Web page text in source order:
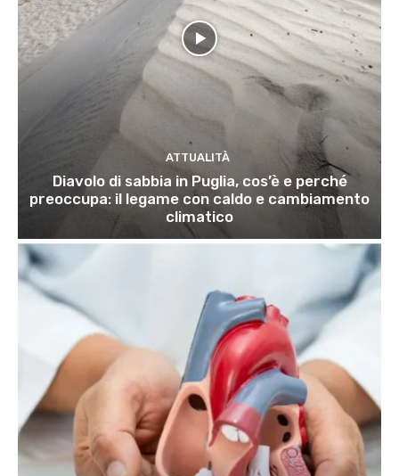
ATTUALITÀ
Diavolo di sabbia in Puglia, cos’è e perché
preoccupa: il legame con caldo e cambiamento
climatico